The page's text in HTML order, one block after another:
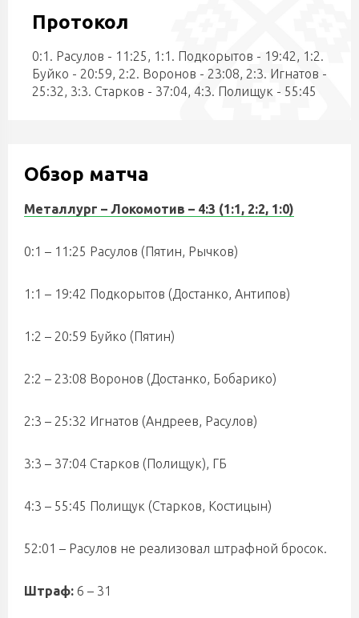
Протокол
0:1. Расулов - 11:25, 1:1. Подкорытов - 19:42, 1:2.
Буйко - 20:59, 2:2. Воронов - 23:08, 2:3. Игнатов -
25:32, 3:3. Старков - 37:04, 4:3. Полищук - 55:45
Обзор матча
Металлург – Локомотив – 4:3 (1:1, 2:2, 1:0)
0:1 – 11:25 Расулов (Пятин, Рычков)
1:1 – 19:42 Подкорытов (Достанко, Антипов)
1:2 – 20:59 Буйко (Пятин)
2:2 – 23:08 Воронов (Достанко, Бобарико)
2:3 – 25:32 Игнатов (Андреев, Расулов)
3:3 – 37:04 Старков (Полищук), ГБ
4:3 – 55:45 Полищук (Старков, Костицын)
52:01 – Расулов не реализовал штрафной бросок.
Штраф: 6 – 31